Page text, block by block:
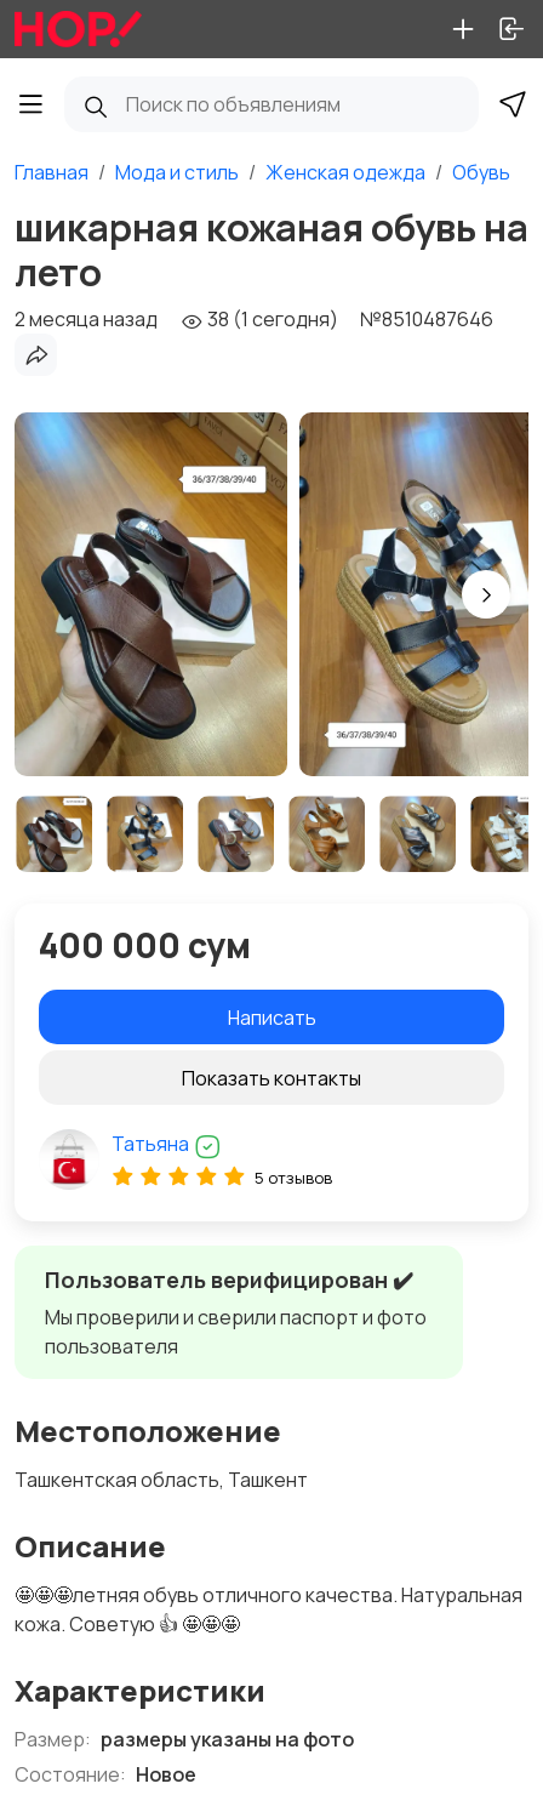
Главная Мода и стиль Женская одежда Обувь
шикарная кожаная обувь на
лето
2 месяца назад 38 (1 сегодня) №8510487646
Пользователь верифицирован ✔️
Мы проверили и сверили паспорт и фото
пользователя
Местоположение
Ташкентская область, Ташкент
Описание
🤩🤩🤩летняя обувь отличного качества. Натуральная
кожа. Советую 👍 🤩🤩🤩
Характеристики
Размер: размеры указаны на фото
Состояние: Новое
400 000 сум
Написать
Показать контакты
Татьяна
5 отзывов